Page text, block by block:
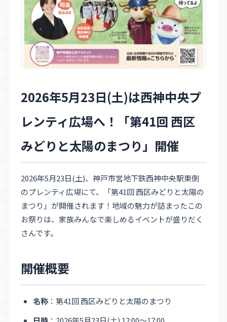
2026年5月23日(土)は西神中央プ
レンティ広場へ！「第41回 西区
みどりと太陽のまつり」開催
2026年5月23日(土)、神戸市営地下鉄西神中央駅東側
のプレンティ広場にて、「第41回 西区みどりと太陽の
まつり」が開催されます！地域の魅力が詰まったこの
お祭りは、家族みんなで楽しめるイベントが盛りだく
さんです。
開催概要
名称 ：第41回 西区みどりと太陽のまつり